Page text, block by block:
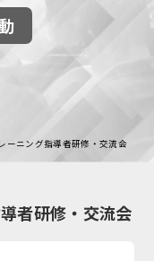
ーニング指導者研修・交流会
者研修・交流会